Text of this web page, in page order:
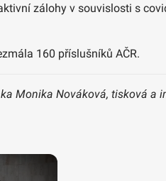
zálohy v souvislosti s
160 příslušníků AČR.
Monika Nováková, tisková a